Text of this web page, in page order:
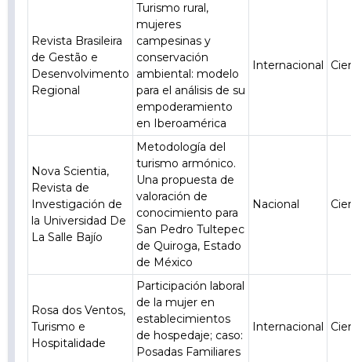
Revista Brasileira
de Gestão e
Desenvolvimento
Regional
Turismo rural,
mujeres
campesinas y
conservación
ambiental: modelo
para el análisis de su
empoderamiento
en Iberoamérica
Internacional
Nova Scientia,
Revista de
Investigación de
la Universidad De
La Salle Bajío
Metodología del
turismo armónico.
Una propuesta de
valoración de
conocimiento para
San Pedro Tultepec
de Quiroga, Estado
de México
Nacional
Rosa dos Ventos,
Turismo e
Hospitalidade
Participación laboral
de la mujer en
establecimientos
de hospedaje; caso:
Posadas Familiares
Internacional